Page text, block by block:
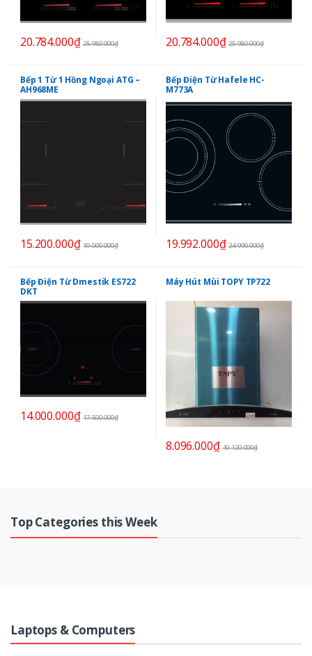
20.784.000₫ 25.980.000₫ 20.784.000₫ 25.980.000₫
Bếp 1 Từ 1 Hồng Ngoại ATG –
AH968ME
15.200.000₫ 19.000.000₫
Bếp Điện Từ Hafele HC-
M773A
19.992.000₫ 24.990.000₫
Bếp Điện Từ Dmestik ES722
DKT
14.000.000₫ 17.500.000₫
Máy Hút Mùi TOPY TP722
8.096.000₫ 10.120.000₫
Top Categories this Week
Laptops & Computers